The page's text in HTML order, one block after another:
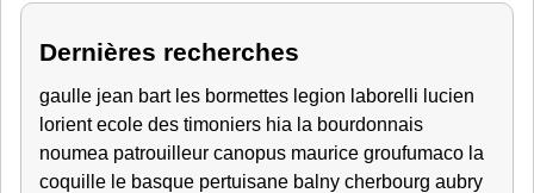
Dernières recherches
gaulle jean bart les bormettes legion laborelli lucien
lorient ecole des timoniers hia la bourdonnais
noumea patrouilleur canopus maurice groufumaco la
coquille le basque pertuisane balny cherbourg aubry